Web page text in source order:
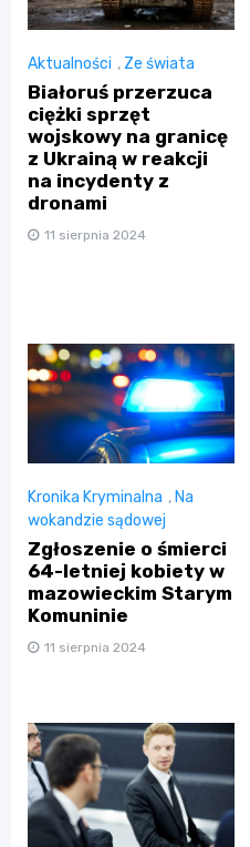
Aktualności , Ze świata
Białoruś przerzuca
ciężki sprzęt
wojskowy na granicę
z Ukrainą w reakcji
na incydenty z
dronami
11 sierpnia 2024
Kronika Kryminalna , Na
wokandzie sądowej
Zgłoszenie o śmierci
64-letniej kobiety w
mazowieckim Starym
Komuninie
11 sierpnia 2024